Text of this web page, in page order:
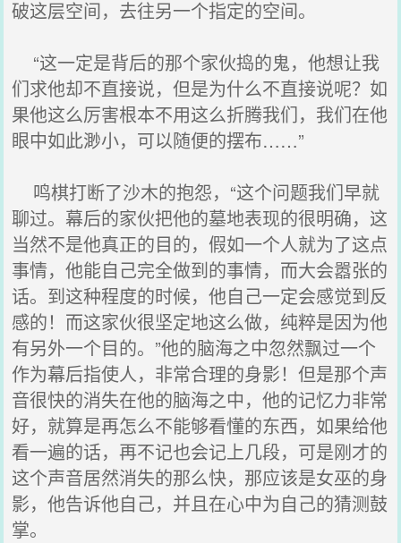
破这层空间，去往另一个指定的空间。
“这一定是背后的那个家伙捣的鬼，他想让我
们求他却不直接说，但是为什么不直接说呢？如
果他这么厉害根本不用这么折腾我们，我们在他
眼中如此渺小，可以随便的摆布……”
鸣棋打断了沙木的抱怨，“这个问题我们早就
聊过。幕后的家伙把他的墓地表现的很明确，这
当然不是他真正的目的，假如一个人就为了这点
事情，他能自己完全做到的事情，而大会嚣张的
话。到这种程度的时候，他自己一定会感觉到反
感的！而这家伙很坚定地这么做，纯粹是因为他
有另外一个目的。”他的脑海之中忽然飘过一个
作为幕后指使人，非常合理的身影！但是那个声
音很快的消失在他的脑海之中，他的记忆力非常
好，就算是再怎么不能够看懂的东西，如果给他
看一遍的话，再不记也会记上几段，可是刚才的
这个声音居然消失的那么快，那应该是女巫的身
影，他告诉他自己，并且在心中为自己的猜测鼓
掌。